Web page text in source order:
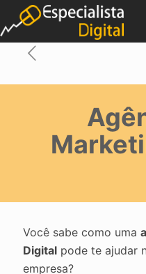
Você sabe como uma
Digital pode te ajudar
empresa?